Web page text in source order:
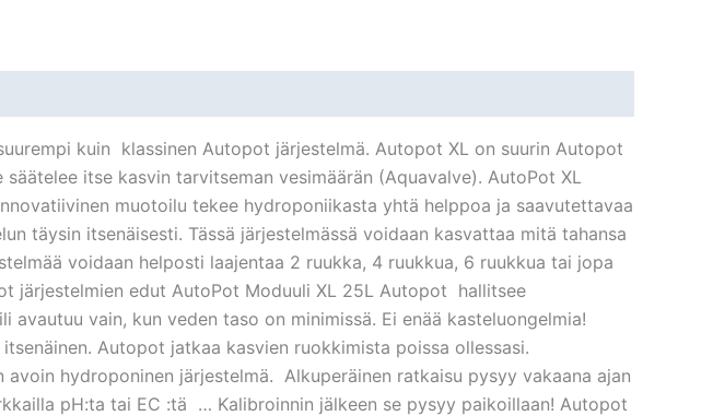
kuin klassinen Autopot järjestelmä. Autopot XL on suurin Autopot
itse kasvin tarvitseman vesimäärän (Aquavalve). AutoPot XL
muotoilu tekee hydroponiikasta yhtä helppoa ja saavutettavaa
täysin itsenäisesti. Tässä järjestelmässä voidaan kasvattaa mitä tahansa
voidaan helposti laajentaa 2 ruukka, 4 ruukkua, 6 ruukkua tai jopa
järjestelmien edut AutoPot Moduuli XL 25L Autopot hallitsee
vain, kun veden taso on minimissä. Ei enää kasteluongelmia!
Autopot jatkaa kasvien ruokkimista poissa ollessasi.
hydroponinen järjestelmä. Alkuperäinen ratkaisu pysyy vakaana ajan
pH:ta tai EC :tä … Kalibroinnin jälkeen se pysyy paikoillaan! Autopot